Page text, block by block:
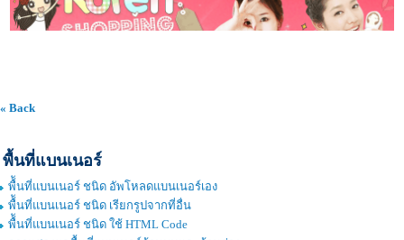
« Back
พื้นที่แบนเนอร์
พื้ันที่แบนเนอร์ ชนิด อัพโหลดแบนเนอร์เอง
พื้ันที่แบนเนอร์ ชนิด เรียกรูปจากที่อื่น
พื้ันที่แบนเนอร์ ชนิด ใช้ HTML Code